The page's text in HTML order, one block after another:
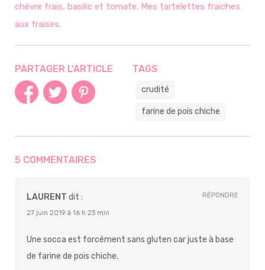
chèvre frais, basilic et tomate. Mes tartelettes fraiches
aux fraises.
PARTAGER L'ARTICLE TAGS
crudité
farine de pois chiche
5 COMMENTAIRES
LAURENT dit :
27 juin 2019 à 16 h 23 min
Une socca est forcément sans gluten car juste à base
de farine de pois chiche.
RÉPONDRE